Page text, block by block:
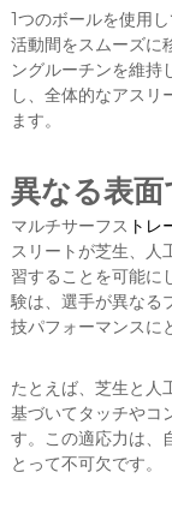
1つのボールを使用
活動間をスムーズに
ングルーチンを維持
し、全体的なアスリ
ます。
異なる表
マルチサーフス トレ
スリートが芝生、人
習することを可能に
験は、選手が異なる
技パフォーマンスに
たとえば、芝生と人
基づいてタッチやコ
す。この適応力は、
とって不可欠です。